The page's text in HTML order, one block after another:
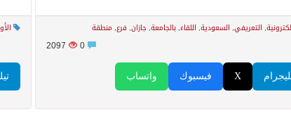
نظم وتقنيات الري الزراعية
مواطنين لتبرعهم بأجزاء من أعضائهم
, التعريفي, السعودية, اللقاء,بالجامعة,جازان, فرع, منطقة
0
2097
واتساب فيسبوك X